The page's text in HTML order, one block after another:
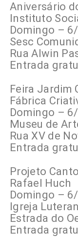
Aniversário
Instituto
Domingo –
Sesc
Rua Alwin
Entrada
Feira Jardim
Fábrica
Domingo –
Museu de
Rua XV de
Entrada
Projeto
Rafael Huch
Domingo –
Igreja
Estrada do
Entrada